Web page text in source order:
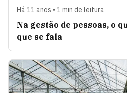
Há 11 anos • 1 min de leitura
Na gestão de pessoas, o
que se fala